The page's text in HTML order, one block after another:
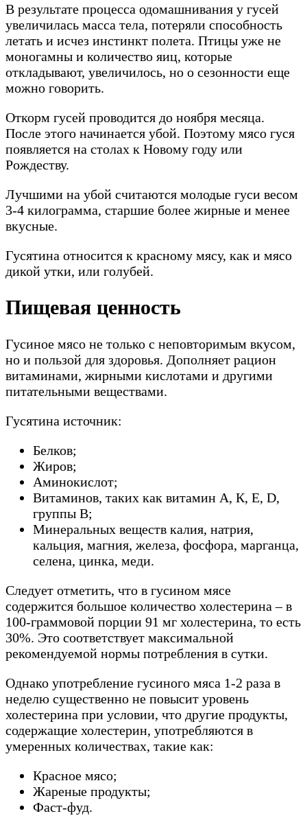
В результате процесса одомашнивания у гусей
увеличилась масса тела, потеряли способность
летать и исчез инстинкт полета. Птицы уже не
моногамны и количество яиц, которые
откладывают, увеличилось, но о сезонности еще
можно говорить.
Откорм гусей проводится до ноября месяца.
После этого начинается убой. Поэтому мясо гуся
появляется на столах к Новому году или
Рождеству.
Лучшими на убой считаются молодые гуси весом
3-4 килограмма, старшие более жирные и менее
вкусные.
Гусятина относится к красному мясу, как и мясо
дикой утки, или голубей.
Пищевая ценность
Гусиное мясо не только с неповторимым вкусом,
но и пользой для здоровья. Дополняет рацион
витаминами, жирными кислотами и другими
питательными веществами.
Гусятина источник:
Белков;
Жиров;
Аминокислот;
Витаминов, таких как витамин А, К, Е, D,
группы В;
Минеральных веществ калия, натрия,
кальция, магния, железа, фосфора, марганца,
селена, цинка, меди.
Следует отметить, что в гусином мясе
содержится большое количество холестерина – в
100-граммовой порции 91 мг холестерина, то есть
30%. Это соответствует максимальной
рекомендуемой нормы потребления в сутки.
Однако употребление гусиного мяса 1-2 раза в
неделю существенно не повысит уровень
холестерина при условии, что другие продукты,
содержащие холестерин, употребляются в
умеренных количествах, такие как:
Красное мясо;
Жареные продукты;
Фаст-фуд.